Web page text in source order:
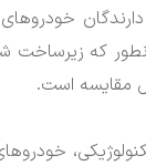
که زیرساخت
مقایسه است.